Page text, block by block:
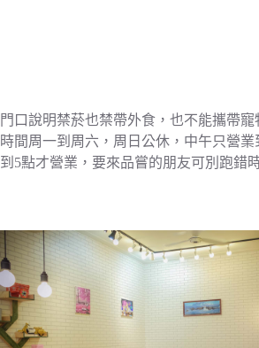
門口說明禁菸也禁帶外食，也不能攜帶寵
時間周一到周六，周日公休，中午只營業
到5點才營業，要來品嘗的朋友可別跑錯